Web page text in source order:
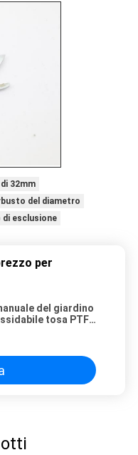
32mm
del diametro
esclusione
per
del giardino
tosa PTFE